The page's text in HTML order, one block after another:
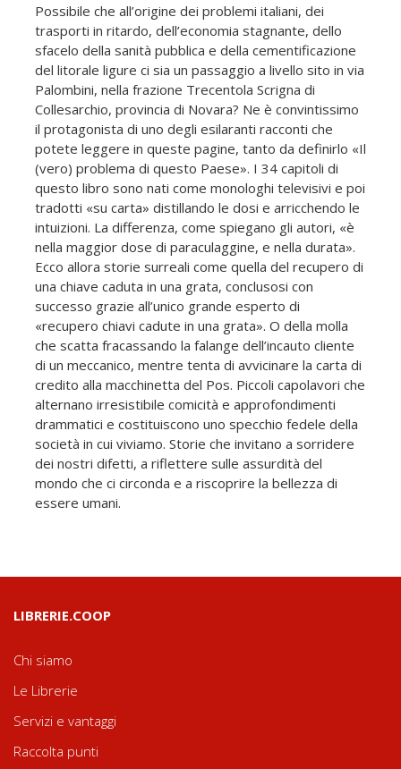
Possibile che all’origine dei problemi italiani, dei
trasporti in ritardo, dell’economia stagnante, dello
sfacelo della sanità pubblica e della cementificazione
del litorale ligure ci sia un passaggio a livello sito in via
Palombini, nella frazione Trecentola Scrigna di
Collesarchio, provincia di Novara? Ne è convintissimo
il protagonista di uno degli esilaranti racconti che
potete leggere in queste pagine, tanto da definirlo «Il
(vero) problema di questo Paese». I 34 capitoli di
questo libro sono nati come monologhi televisivi e poi
tradotti «su carta» distillando le dosi e arricchendo le
intuizioni. La differenza, come spiegano gli autori, «è
nella maggior dose di paraculaggine, e nella durata».
Ecco allora storie surreali come quella del recupero di
una chiave caduta in una grata, conclusosi con
successo grazie all’unico grande esperto di
«recupero chiavi cadute in una grata». O della molla
che scatta fracassando la falange dell’incauto cliente
di un meccanico, mentre tenta di avvicinare la carta di
credito alla macchinetta del Pos. Piccoli capolavori che
alternano irresistibile comicità e approfondimenti
drammatici e costituiscono uno specchio fedele della
società in cui viviamo. Storie che invitano a sorridere
dei nostri difetti, a riflettere sulle assurdità del
mondo che ci circonda e a riscoprire la bellezza di
essere umani.
LIBRERIE.COOP
Chi siamo
Le Librerie
Servizi e vantaggi
Raccolta punti